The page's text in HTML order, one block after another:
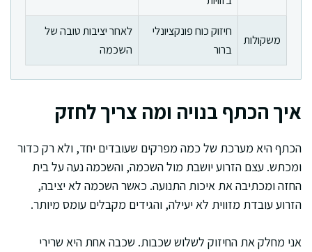
משקולות
חיזוק כוח פונקציונלי
ברור
לאחר יציבות טובה של
השכמה
איך הכתף בנויה ומה צריך לחזק
הכתף היא מערכת של כמה מפרקים שעובדים יחד, ולא רק כדור
ומכתש. עצם הזרוע יושבת מול השכמה, והשכמה נעה על בית
החזה ומכתיבה את איכות התנועה. כאשר השכמה לא יציבה,
הזרוע עובדת מזווית לא יעילה, והגידים מקבלים עומס מיותר.
אני מחלק את החיזוק לשלוש שכבות. שכבה אחת היא שרירי